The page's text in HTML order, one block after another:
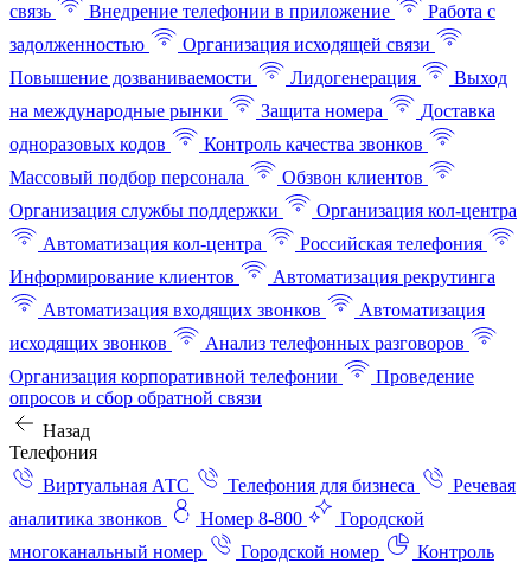
связь
Внедрение телефонии в приложение
Работа с
задолженностью
Организация исходящей связи
Повышение дозваниваемости
Лидогенерация
Выход
на международные рынки
Защита номера
Доставка
одноразовых кодов
Контроль качества звонков
Массовый подбор персонала
Обзвон клиентов
Организация службы поддержки
Организация кол-центра
Автоматизация кол-центра
Российская телефония
Информирование клиентов
Автоматизация рекрутинга
Автоматизация входящих звонков
Автоматизация
исходящих звонков
Анализ телефонных разговоров
Организация корпоративной телефонии
Проведение
опросов и сбор обратной связи
Назад
Телефония
Виртуальная АТС
Телефония для бизнеса
Речевая
аналитика звонков
Номер 8-800
Городской
многоканальный номер
Городской номер
Контроль